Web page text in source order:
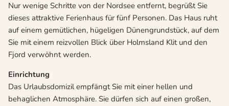
Nur wenige Schritte von der Nordsee entfernt, begrüßt Sie
dieses attraktive Ferienhaus für fünf Personen. Das Haus ruht
auf einem gemütlichen, hügeligen Dünengrundstück, auf dem
Sie mit einem reizvollen Blick über Holmsland Klit und den
Fjord verwöhnt werden.
Einrichtung
Das Urlaubsdomizil empfängt Sie mit einer hellen und
behaglichen Atmosphäre. Sie dürfen sich auf einen großen,